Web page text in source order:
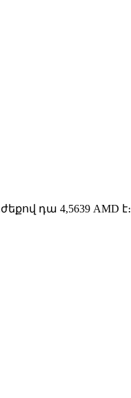
դա 4,5639 AMD է։